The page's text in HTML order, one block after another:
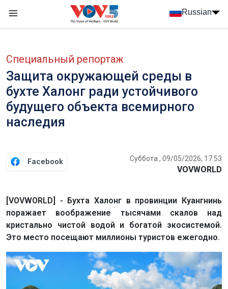
Russian
Специальный репортаж
Защита окружающей среды в
бухте Халонг ради устойчивого
будущего объекта всемирного
наследия
Facebook Суббота , 09/05/2026, 17:53
VOVWORLD
[VOVWORLD] - Бухта Халонг в провинции Куангнинь
поражает воображение тысячами скалов над
кристально чистой водой и богатой экосистемой.
Это место посещают миллионы туристов ежегодно.